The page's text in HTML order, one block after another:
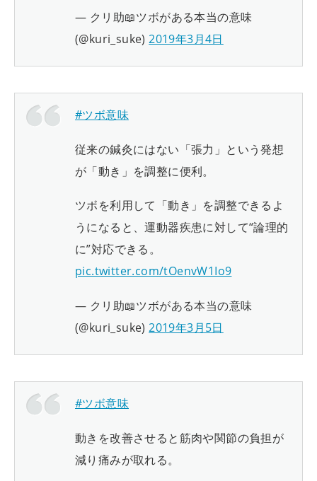
— クリ助📖ツボがある本当の意味
(@kuri_suke)2019年3月4日
#ツボ意味
従来の鍼灸にはない「張力」という発想
が「動き」を調整に便利。
ツボを利用して「動き」を調整できるよ
うになると、運動器疾患に対して“論理的
に”対応できる。
pic.twitter.com/tOenvW1Io9
— クリ助📖ツボがある本当の意味
(@kuri_suke)2019年3月5日
#ツボ意味
動きを改善させると筋肉や関節の負担が
減り痛みが取れる。